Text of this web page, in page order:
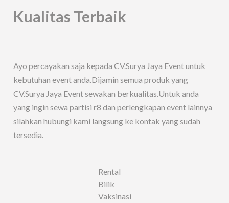
Kualitas Terbaik
Ayo percayakan saja kepada CV.Surya Jaya Event untuk
kebutuhan event anda.Dijamin semua produk yang
CV.Surya Jaya Event sewakan berkualitas.Untuk anda
yang ingin sewa partisi r8 dan perlengkapan event lainnya
silahkan hubungi kami langsung ke kontak yang sudah
tersedia.
Rental
Bilik
Vaksinasi